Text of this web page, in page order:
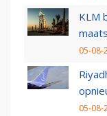
KLM
05-08-
05-08-